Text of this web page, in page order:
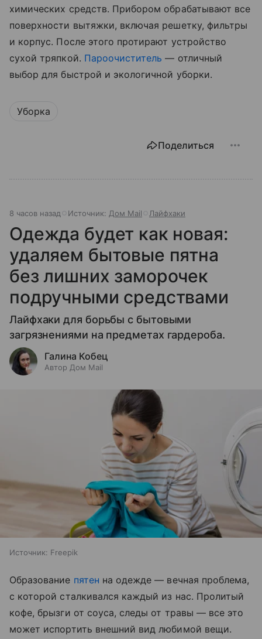
химических средств. Прибором обрабатывают все
поверхности вытяжки, включая решетку, фильтры
и корпус. После этого протирают устройство
сухой тряпкой. Пароочиститель — отличный
выбор для быстрой и экологичной уборки.
Уборка
Поделиться
8 часов назад Источник: Дом Mail Лайфхаки
Одежда будет как новая:
удаляем бытовые пятна
без лишних заморочек
подручными средствами
Лайфхаки для борьбы с бытовыми
загрязнениями на предметах гардероба.
Галина Кобец
Автор Дом Mail
Источник: Freepik
Образование пятен на одежде — вечная проблема,
с которой сталкивался каждый из нас. Пролитый
кофе, брызги от соуса, следы от травы — все это
может испортить внешний вид любимой вещи.